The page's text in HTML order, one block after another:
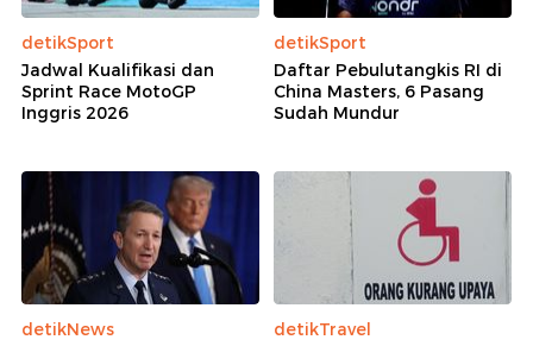
detikSport
Jadwal Kualifikasi dan
Sprint Race MotoGP
Inggris 2026
detikSport
Daftar Pebulutangkis RI di
China Masters, 6 Pasang
Sudah Mundur
detikNews
detikTravel